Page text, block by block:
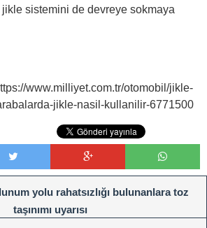
sistemini de devreye sokmaya
www.milliyet.com.tr/otomobil/jikle-
jikle-nasil-kullanilir-6771500
yolu rahatsızlığı bulunanlara toz
taşınımı uyarısı